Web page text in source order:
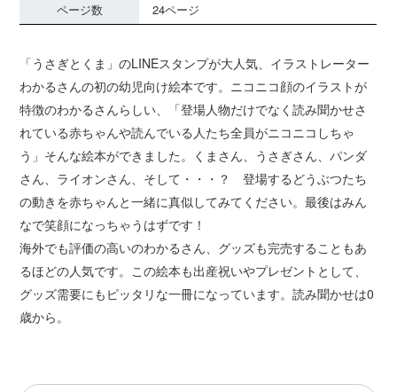
ページ数
24ページ
「うさぎとくま」のLINEスタンプが大人気、イラストレーター
わかるさんの初の幼児向け絵本です。ニコニコ顔のイラストが
特徴のわかるさんらしい、「登場人物だけでなく読み聞かせさ
れている赤ちゃんや読んでいる人たち全員がニコニコしちゃ
う」そんな絵本ができました。くまさん、うさぎさん、パンダ
さん、ライオンさん、そして・・・？ 登場するどうぶつたち
の動きを赤ちゃんと一緒に真似してみてください。最後はみん
なで笑顔になっちゃうはずです！
海外でも評価の高いのわかるさん、グッズも完売することもあ
るほどの人気です。この絵本も出産祝いやプレゼントとして、
グッズ需要にもピッタリな一冊になっています。読み聞かせは0
歳から。